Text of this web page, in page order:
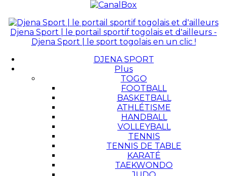
Djena Sport | le portail sportif togolais et d'ailleurs -
Djena Sport | le sport togolais en un clic !
DJENA SPORT
Plus
TOGO
FOOTBALL
BASKETBALL
ATHLÉTISME
HANDBALL
VOLLEYBALL
TENNIS
TENNIS DE TABLE
KARATÉ
TAEKWONDO